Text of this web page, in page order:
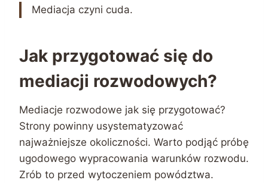
Mediacja czyni cuda.
Jak przygotować się do
mediacji rozwodowych?
Mediacje rozwodowe jak się przygotować?
Strony powinny usystematyzować
najważniejsze okoliczności. Warto podjąć próbę
ugodowego wypracowania warunków rozwodu.
Zrób to przed wytoczeniem powództwa.